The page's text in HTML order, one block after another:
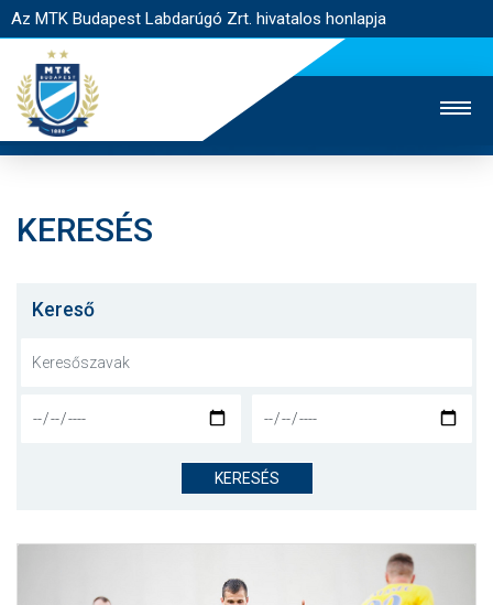
Az MTK Budapest Labdarúgó Zrt. hivatalos honlapja
JEGYÉRTÉKESÍTÉS
NYITÓLAP
CSAPATOK
KLUB
KERESÉS
Kereső
KERESÉS